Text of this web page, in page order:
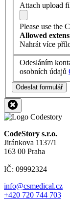
Attach upload
Please use the
Allowed
Nahrát více
Odesláním
osobních údajů
Odeslat formulář
CodeStory s.r.o.
Jiránkova 1137/1
163 00 Praha
IČ: 09992324
info@csmedical.cz
+420 720 744 703